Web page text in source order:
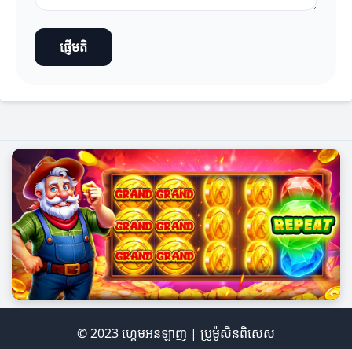
ផ្ញើមតិ
© 2023 ហ្គេមអនឡាញ | ប្រូម៉ូសិនពិសេស